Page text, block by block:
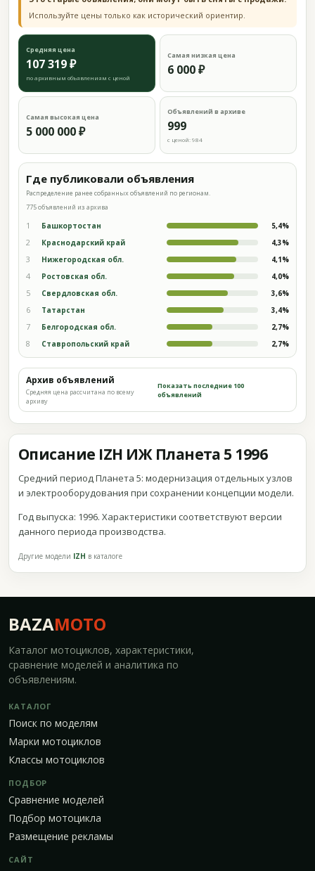
Используйте цены только как исторический ориентир.
Средняя цена
107 319 ₽
по архивным объявлениям с ценой
Самая низкая цена
6 000 ₽
Самая высокая цена
5 000 000 ₽
Объявлений в архиве
999
с ценой: 984
Где публиковали объявления
Распределение ранее собранных объявлений по регионам.
775 объявлений из архива
1 Башкортостан 5,4%
2 Краснодарский край 4,3%
3 Нижегородская обл. 4,1%
4 Ростовская обл. 4,0%
5 Свердловская обл. 3,6%
6 Татарстан 3,4%
7 Белгородская обл. 2,7%
8 Ставропольский край 2,7%
Архив объявлений
Средняя цена рассчитана по всему
архиву
Показать последние 100
объявлений
Описание IZH ИЖ Планета 5 1996
Средний период Планета 5: модернизация отдельных узлов
и электрооборудования при сохранении концепции модели.
Год выпуска: 1996. Характеристики соответствуют версии
данного периода производства.
Другие модели IZH в каталоге
BAZAMOTO
Каталог мотоциклов, характеристики,
сравнение моделей и аналитика по
объявлениям.
КАТАЛОГ
Поиск по моделям
Марки мотоциклов
Классы мотоциклов
ПОДБОР
Сравнение моделей
Подбор мотоцикла
Размещение рекламы
САЙТ